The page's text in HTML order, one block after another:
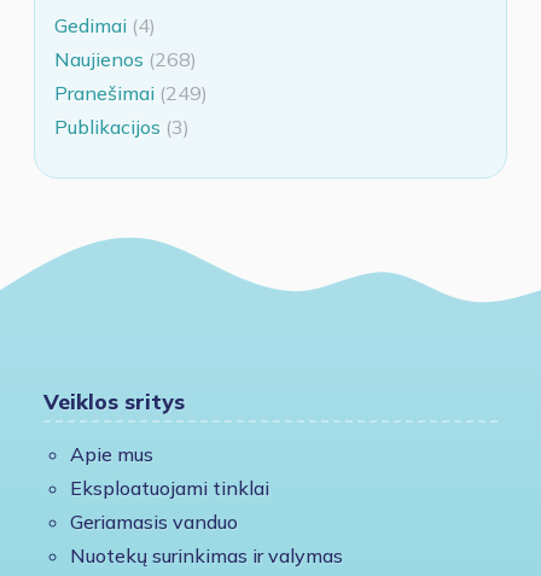
Gedimai (4)
Naujienos (268)
Pranešimai (249)
Publikacijos (3)
Veiklos sritys
Apie mus
Eksploatuojami tinklai
Geriamasis vanduo
Nuotekų surinkimas ir valymas